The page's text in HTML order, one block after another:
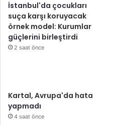
İstanbul'da çocukları
suça karşı koruyacak
örnek model: Kurumlar
güçlerini birleştirdi
2 saat önce
Kartal, Avrupa'da hata
yapmadı
4 saat önce